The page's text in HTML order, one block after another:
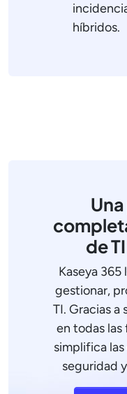
híbridos.
de
Kaseya
gestionar,
TI. Gracias a
en todas
simplifica
seguridad